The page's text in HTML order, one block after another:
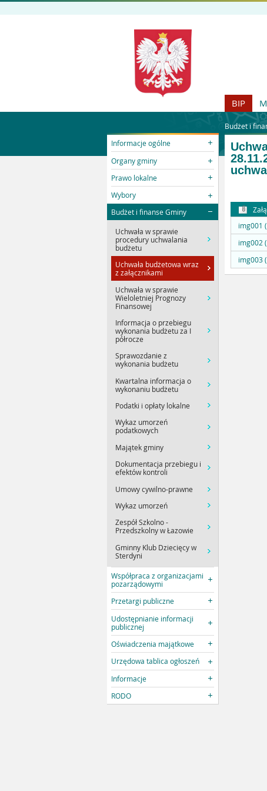
BIP
Budżet i
Informacje ogólne
Organy gminy
Prawo lokalne
Wybory
Budżet i finanse Gminy
Uchwała w sprawie
procedury uchwalania
budżetu
Uchwała budżetowa wraz
z załącznikami
Uchwała w sprawie
Wieloletniej Prognozy
Finansowej
Informacja o przebiegu
wykonania budżetu za I
półrocze
Sprawozdanie z
wykonania budżetu
Kwartalna informacja o
wykonaniu budżetu
Podatki i opłaty lokalne
Wykaz umorzeń
podatkowych
Majątek gminy
Dokumentacja przebiegu i
efektów kontroli
Umowy cywilno-prawne
Wykaz umorzeń
Zespół Szkolno -
Przedszkolny w Łazowie
Gminny Klub Dziecięcy w
Sterdyni
Współpraca z organizacjami
pozarządowymi
Przetargi publiczne
Udostępnianie informacji
publicznej
Oświadczenia majątkowe
Urzędowa tablica ogłoszeń
Informacje
RODO
img001
img002
img003